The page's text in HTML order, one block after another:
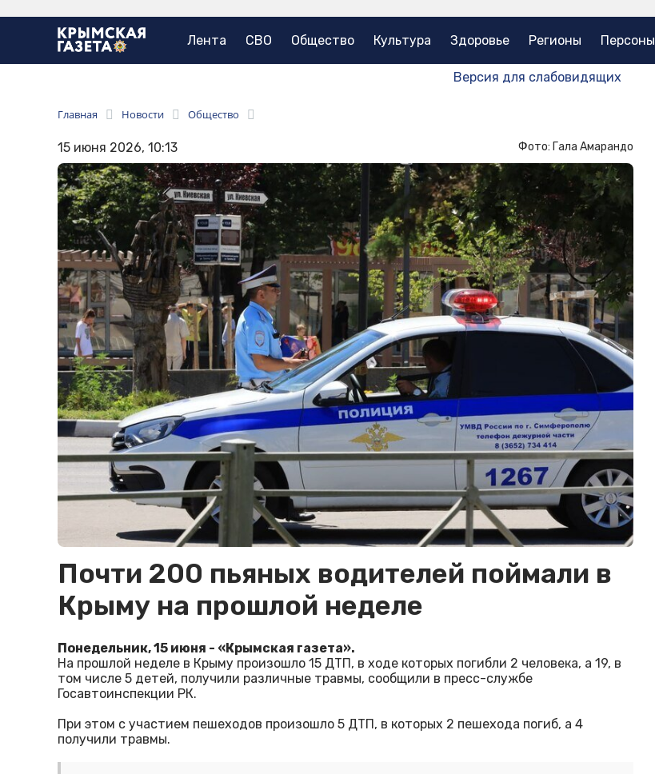
Лента СВО Общество Культура Здоровье Регионы Персоны
Версия для слабовидящих
Главная Новости Общество
15 июня 2026, 10:13 Фото: Гала Амарандо
Почти 200 пьяных водителей поймали в
Крыму на прошлой неделе
Понедельник, 15 июня - «Крымская газета».
На прошлой неделе в Крыму произошло 15 ДТП, в ходе которых погибли 2 человека, а 19, в
том числе 5 детей, получили различные травмы, сообщили в пресс-службе
Госавтоинспекции РК.
При этом с участием пешеходов произошло 5 ДТП, в которых 2 пешехода погиб, а 4
получили травмы.